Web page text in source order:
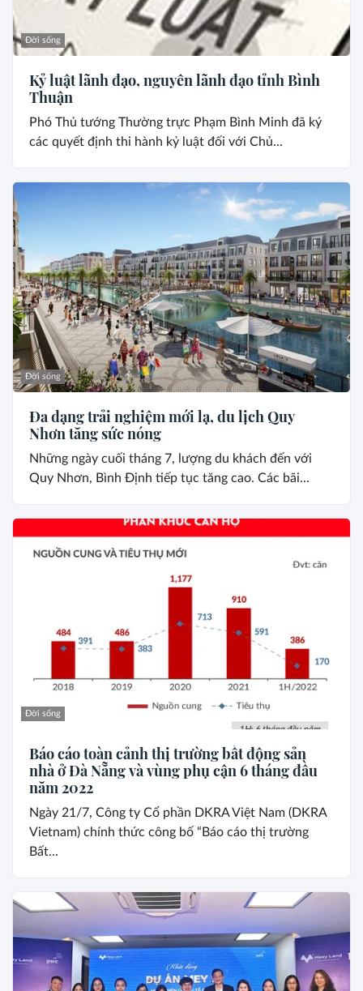
Đời sống
Kỷ luật lãnh đạo, nguyên lãnh đạo tỉnh Bình
Thuận
Phó Thủ tướng Thường trực Phạm Bình Minh đã ký
các quyết định thi hành kỷ luật đối với Chủ...
Đời sống
Đa dạng trải nghiệm mới lạ, du lịch Quy
Nhơn tăng sức nóng
Những ngày cuối tháng 7, lượng du khách đến với
Quy Nhơn, Bình Định tiếp tục tăng cao. Các bãi...
Đời sống
Báo cáo toàn cảnh thị trường bất động sản
nhà ở Đà Nẵng và vùng phụ cận 6 tháng đầu
năm 2022
Ngày 21/7, Công ty Cổ phần DKRA Việt Nam (DKRA
Vietnam) chính thức công bố “Báo cáo thị trường
Bất...